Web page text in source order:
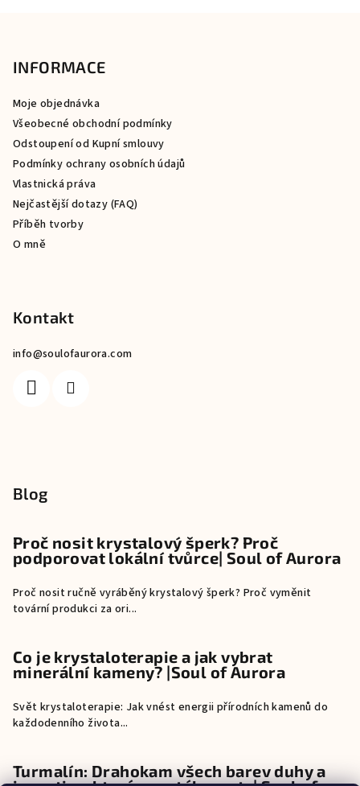
INFORMACE
Moje objednávka
Všeobecné obchodní podmínky
Odstoupení od Kupní smlouvy
Podmínky ochrany osobních údajů
Vlastnická práva
Nejčastější dotazy (FAQ)
Příběh tvorby
O mně
Kontakt
info@soulofaurora.com
Blog
Proč nosit krystalový šperk? Proč
podporovat lokální tvůrce| Soul of Aurora
Proč nosit ručně vyráběný krystalový šperk? Proč vyměnit
tovární produkci za ori...
Co je krystaloterapie a jak vybrat
minerální kameny? |Soul of Aurora
Svět krystaloterapie: Jak vnést energii přírodních kamenů do
každodenního života...
Turmalín: Drahokam všech barev duhy a